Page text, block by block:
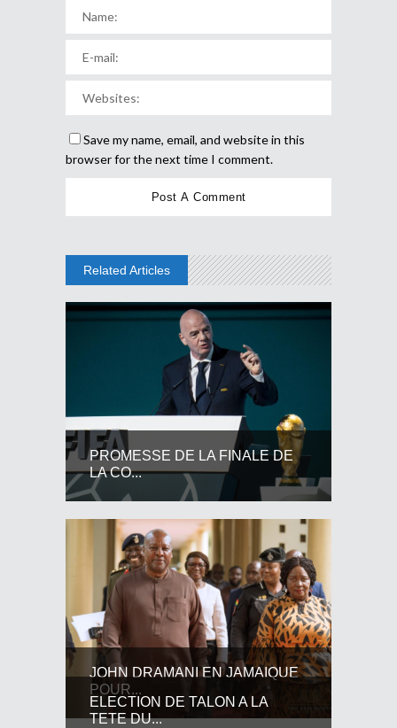
Save my name, email, and website in this
browser for the next time I comment.
Related Articles
PROMESSE DE LA FINALE DE
LA CO...
JOHN DRAMANI EN JAMAIQUE
POUR...
ELECTION DE TALON A LA
TETE DU...